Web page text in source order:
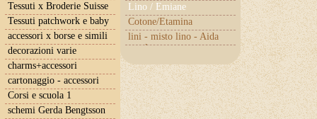
Lino / Emiane
Cotone/Etamina
lini - misto lino - Aida
con lurex
Tessuti x Broderie Suisse
Tessuti patchwork e baby
accessori x borse e simili
decorazioni varie
charms+accessori
cartonaggio - accessori
Corsi e scuola 1
schemi Gerda Bengtsson